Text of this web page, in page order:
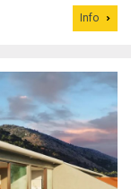
Info